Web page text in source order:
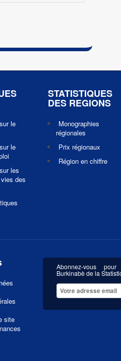
le
le
les
des
STATISTIQUES
DES REGIONS
Monographies
régionales
Prix régionaux
Région en chiffre
site
Abonnez-vous
Burkinabè de la